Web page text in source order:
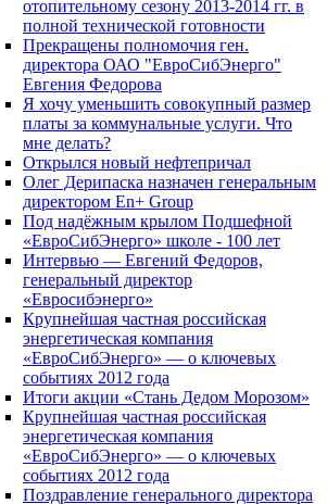
отопительному сезону 2013-2014 гг. в
полной технической готовности
Прекращены полномочия ген.
директора ОАО "ЕвроСибЭнерго"
Евгения Федорова
Я хочу уменьшить совокупный размер
платы за коммунальные услуги. Что
мне делать?
Открылся новый нефтепричал
Олег Дерипаска назначен генеральным
директором En+ Group
Под надёжным крылом Подшефной
«ЕвроСибЭнерго» школе - 100 лет
Интервью — Евгений Федоров,
генеральный директор
«Евросибэнерго»
Крупнейшая частная российская
энергетическая компания
«ЕвроСибЭнерго» — о ключевых
событиях 2012 года
Итоги акции «Стань Дедом Морозом»
Крупнейшая частная российская
энергетическая компания
«ЕвроСибЭнерго» — о ключевых
событиях 2012 года
Поздравление генерального директора